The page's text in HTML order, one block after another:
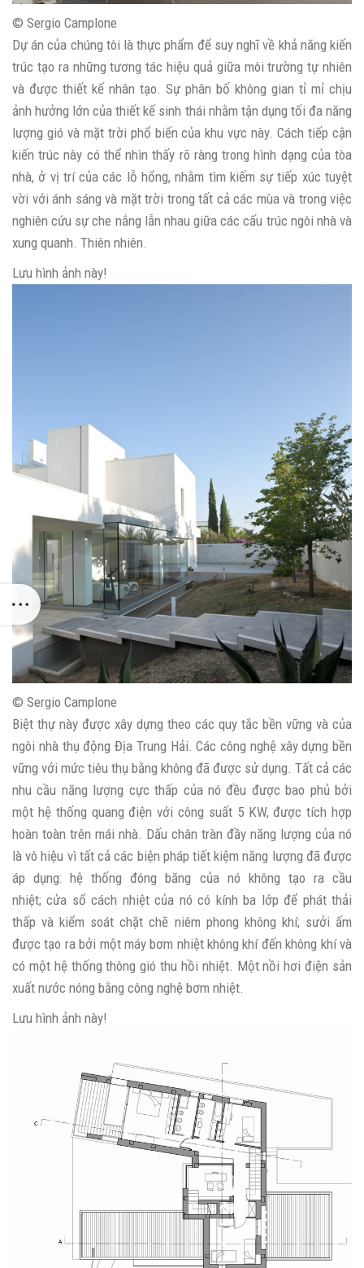
© Sergio Camplone
Dự án của chúng tôi là thực phẩm để suy nghĩ về khả năng kiến
​​trúc tạo ra những tương tác hiệu quả giữa môi trường tự nhiên
và được thiết kế nhân tạo. Sự phân bố không gian tỉ mỉ chịu
ảnh hưởng lớn của thiết kế sinh thái nhằm tận dụng tối đa năng
lượng gió và mặt trời phổ biến của khu vực này. Cách tiếp cận
kiến ​​trúc này có thể nhìn thấy rõ ràng trong hình dạng của tòa
nhà, ở vị trí của các lỗ hổng, nhằm tìm kiếm sự tiếp xúc tuyệt
vời với ánh sáng và mặt trời trong tất cả các mùa và trong việc
nghiên cứu sự che nắng lẫn nhau giữa các cấu trúc ngôi nhà và
xung quanh. Thiên nhiên.
Lưu hình ảnh này!
© Sergio Camplone
Biệt thự này được xây dựng theo các quy tắc bền vững và của
ngôi nhà thụ động Địa Trung Hải. Các công nghệ xây dựng bền
vững với mức tiêu thụ bằng không đã được sử dụng. Tất cả các
nhu cầu năng lượng cực thấp của nó đều được bao phủ bởi
một hệ thống quang điện với công suất 5 KW, được tích hợp
hoàn toàn trên mái nhà. Dấu chân tràn đầy năng lượng của nó
là vô hiệu vì tất cả các biện pháp tiết kiệm năng lượng đã được
áp dụng: hệ thống đóng băng của nó không tạo ra cầu
nhiệt; cửa sổ cách nhiệt của nó có kính ba lớp để phát thải
thấp và kiểm soát chặt chẽ niêm phong không khí; sưởi ấm
được tạo ra bởi một máy bơm nhiệt không khí đến không khí và
có một hệ thống thông gió thu hồi nhiệt. Một nồi hơi điện sản
xuất nước nóng bằng công nghệ bơm nhiệt.
Lưu hình ảnh này!